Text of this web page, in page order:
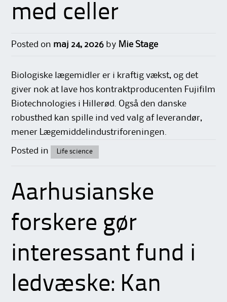
med celler
Posted on maj 24, 2026 by Mie Stage
Biologiske lægemidler er i kraftig vækst, og det
giver nok at lave hos kontraktproducenten Fujifilm
Biotechnologies i Hillerød. Også den danske
robusthed kan spille ind ved valg af leverandør,
mener Lægemiddelindustriforeningen.
Posted in Life science
Aarhusianske
forskere gør
interessant fund i
ledvæske: Kan